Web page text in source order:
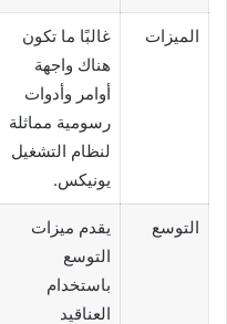
الميزات
غالبًا ما تكون
هناك واجهة
أوامر وأدوات
رسومية مماثلة
لنظام التشغيل
يونيكس.
التوسع
يقدم ميزات
التوسع
باستخدام
العناقيد